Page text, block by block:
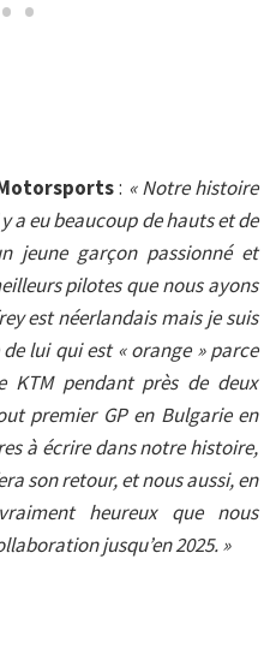
: « Notre histoire
a eu beaucoup de hauts et de
jeune garçon passionné et
pilotes que nous ayons
est néerlandais mais je suis
lui qui est « orange » parce
KTM pendant près de deux
premier GP en Bulgarie en
à écrire dans notre histoire,
son retour, et nous aussi, en
heureux que nous
jusqu’en 2025. »